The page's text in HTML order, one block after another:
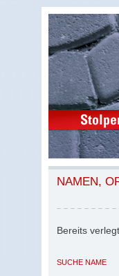
NAMEN,
Bereits
SUCHE NAME